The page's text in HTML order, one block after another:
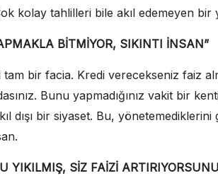
kolay tahlilleri bile akıl edemeyen bir
BİTMİYOR, SIKINTI İNSAN”
bir facia. Kredi verecekseniz faiz
Bunu yapmadığınız vakit bir
dışı bir siyaset. Bu,
YIKILMIŞ, SİZ FAİZİ